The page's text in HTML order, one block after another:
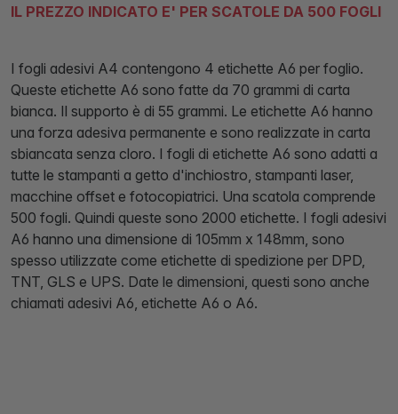
IL PREZZO INDICATO E' PER SCATOLE DA 500 FOGLI
I fogli adesivi A4 contengono 4 etichette A6 per foglio.
Queste etichette A6 sono fatte da 70 grammi di carta
bianca. Il supporto è di 55 grammi. Le etichette A6 hanno
una forza adesiva permanente e sono realizzate in carta
sbiancata senza cloro. I fogli di etichette A6 sono adatti a
tutte le stampanti a getto d'inchiostro, stampanti laser,
macchine offset e fotocopiatrici. Una scatola comprende
500 fogli. Quindi queste sono 2000 etichette. I fogli adesivi
A6 hanno una dimensione di 105mm x 148mm, sono
spesso utilizzate come etichette di spedizione per DPD,
TNT, GLS e UPS. Date le dimensioni, questi sono anche
chiamati adesivi A6, etichette A6 o A6.